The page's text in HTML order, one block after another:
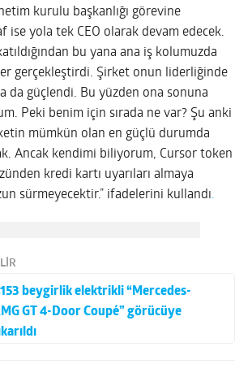
kurulu başkanlığı görevine
ise yola tek CEO olarak devam edecek.
bu yana ana iş kolumuzda
gerçekleştirdi. Şirket onun liderliğinde
da güçlendi. Bu yüzden ona sonuna
Peki benim için sırada ne var? Şu anki
mümkün olan en güçlü durumda
Ancak kendimi biliyorum, Cursor token
kredi kartı uyarıları almaya
sürmeyecektir.” ifadelerini kullandı.
beygirlik elektrikli “Mercedes-
GT 4-Door Coupé” görücüye